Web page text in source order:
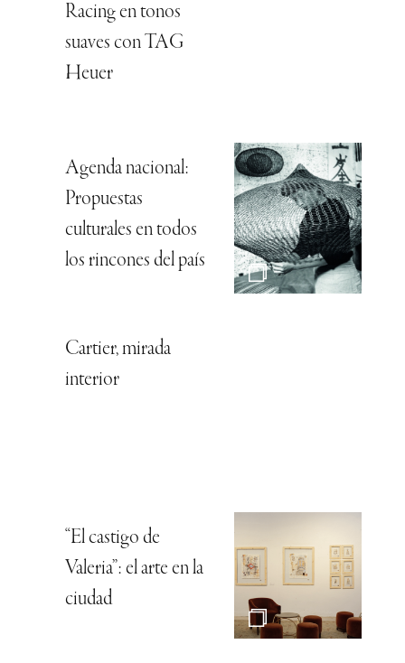
Racing en tonos
suaves con TAG
Heuer
Agenda nacional:
Propuestas
culturales en todos
los rincones del país
Cartier, mirada
interior
“El castigo de
Valeria”: el arte en la
ciudad